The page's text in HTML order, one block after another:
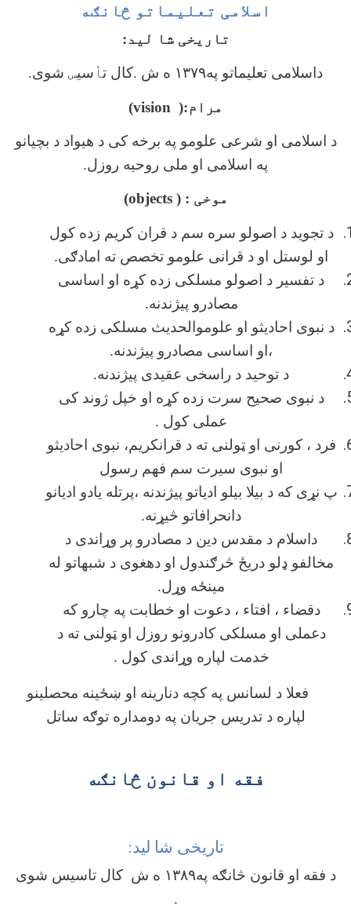
اسلامی تعلیماتو څانګه
تاریخی شا لید:
داسلامی تعلیماتو په۱۳۷۹ ه ش .کال ت أ سیس شوی.
مرام:( vision
)
د اسلامی او شرعی علومو په برخه کی د هیواد د بچیانو
په اسلامی او ملی روحیه روزل.
موخی : ( objects
)
د تجوید د اصولو سره سم د قران کریم زده کول
او لوستل او د قرانی علومو تخصص ته امادګی.
د تفسیر د اصولو مسلکی زده کړه او اساسی
مصادرو پیژندنه.
د نبوی احادیثو او علوموالحدیث مسلکی زده کړه
،او اساسی مصادرو پیژندنه.
د توحید د راسخی عقیدی پیژندنه.
د نبوی صحیح سرت زده کړه او خپل ژوند کی
عملی کول .
فرد ، کورنی او ټولنی ته د قرانکریم، نبوی احادیثو
او نبوی سیرت سم فهم رسول
پ نړی که د بیلا بیلو ادیاتو پیژندنه ،پرتله یادو ادیانو
دانحرافاتو څیړنه.
داسلام د مقدس دین د مصادرو پر وړاندی د
مخالفو ډلو دریځ څرګندول او دهغوی د شبهاتو له
مینځه وړل.
دقضاء ، افتاء ، دعوت او خطابت په چارو که
دعملی او مسلکی کادرونو روزل او ټولنی ته د
خدمت لپاره وړاندی کول .
فعلا د لسانس په کچه دنارینه او ښځینه محصلینو
لپاره د تدریس جریان په دومداره توګه ساتل
فقه او قانون څانګه
تاریخی شا لید:
د فقه او قانون څانګه په۱۳۸۹ ه ش کال تاسیس شوی
.